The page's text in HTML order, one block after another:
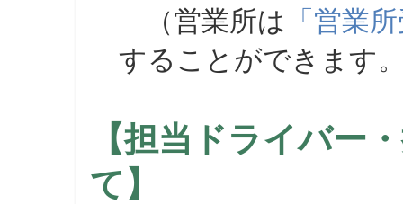
（営業所は 「営業
することができます
【担当ドライバー
て】